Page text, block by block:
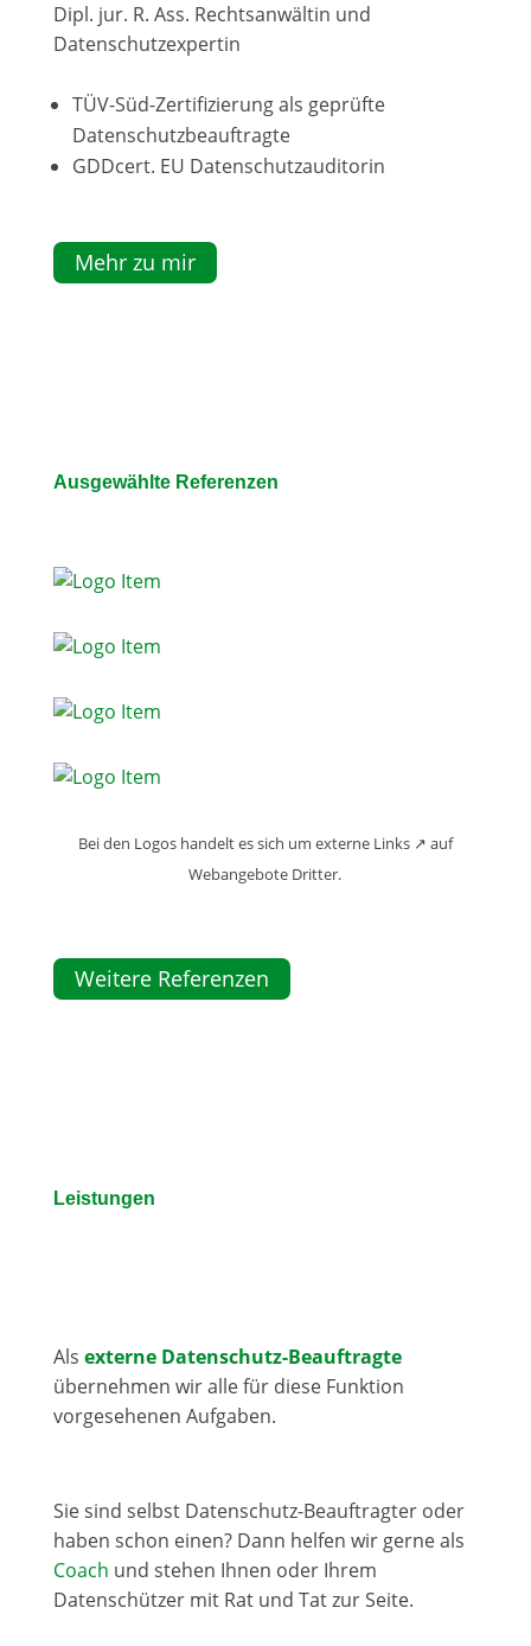
Dipl. jur. R. Ass. Rechtsanwältin und
Datenschutzexpertin
TÜV-Süd-Zertifizierung als geprüfte
Datenschutzbeauftragte
GDDcert. EU Datenschutzauditorin
Mehr zu mir
Ausgewählte Referenzen
Bei den Logos handelt es sich um externe Links ↗ auf
Webangebote Dritter.
Weitere Referenzen
Leistungen
Als externe Datenschutz-Beauftragte
übernehmen wir alle für diese Funktion
vorgesehenen Aufgaben.
Sie sind selbst Datenschutz-Beauftragter oder
haben schon einen? Dann helfen wir gerne als
Coach und stehen Ihnen oder Ihrem
Datenschützer mit Rat und Tat zur Seite.